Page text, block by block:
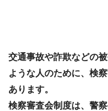
交通事故や詐欺などの
ような人のために、検
あります。
検察審査会制度は、警